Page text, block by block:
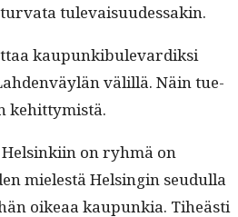
tulevaisuudessakin.
kaupunkibule­vardik­si
välil­lä. Näin tue­
kehittymistä.
on ryh­mä on
mielestä Helsin­gin seudul­la
oikeaa kaupunkia. Tiheästi